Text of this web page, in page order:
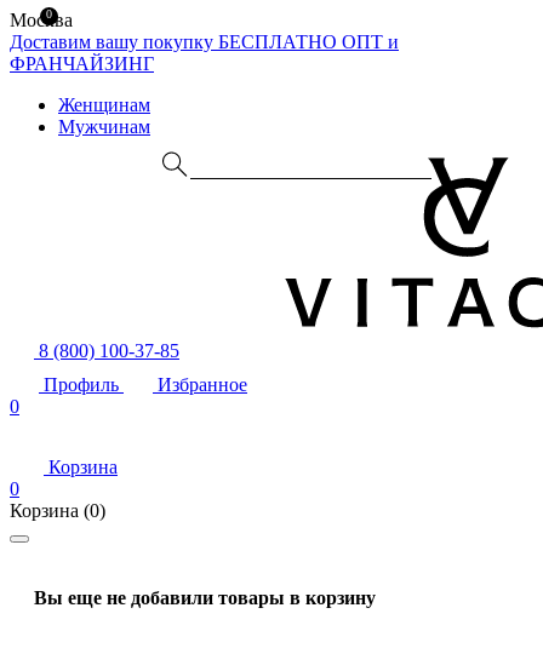
Москва
Доставим вашу покупку БЕСПЛАТНО ОПТ и
ФРАНЧАЙЗИНГ
Женщинам
Мужчинам
8 (800) 100-37-85
Профиль
Избранное
0
Корзина
0
Корзина (0)
Вы еще не добавили товары в корзину
0